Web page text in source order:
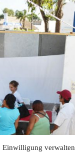
Einwilligung verwalten